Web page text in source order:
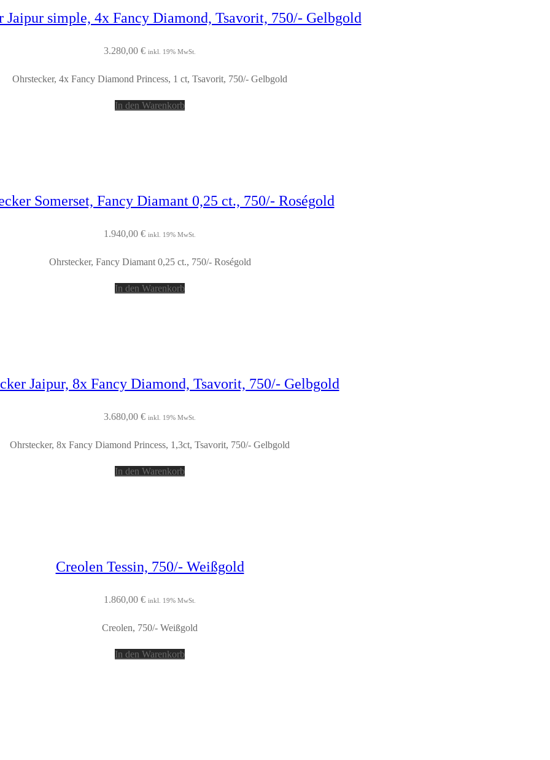
Jaipur simple, 4x Fancy Diamond, Tsavorit, 750/- Gelbgold
3.280,00 € inkl. 19% MwSt.
Ohrstecker, 4x Fancy Diamond Princess, 1 ct, Tsavorit, 750/- Gelbgold
In den Warenkorb
Somerset, Fancy Diamant 0,25 ct., 750/- Roségold
1.940,00 € inkl. 19% MwSt.
Ohrstecker, Fancy Diamant 0,25 ct., 750/- Roségold
In den Warenkorb
Jaipur, 8x Fancy Diamond, Tsavorit, 750/- Gelbgold
3.680,00 € inkl. 19% MwSt.
Ohrstecker, 8x Fancy Diamond Princess, 1,3ct, Tsavorit, 750/- Gelbgold
In den Warenkorb
Creolen Tessin, 750/- Weißgold
1.860,00 € inkl. 19% MwSt.
Creolen, 750/- Weißgold
In den Warenkorb